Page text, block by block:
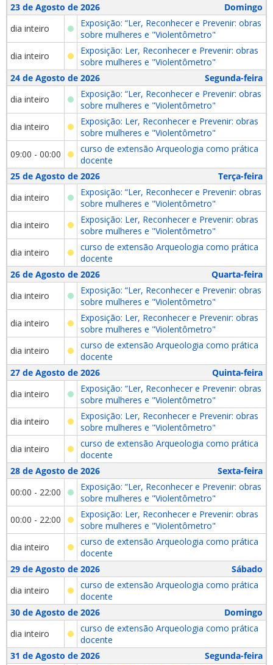
23 de Agosto de 2026
Domingo
dia inteiro
Exposição: “Ler, Reconhecer e Prevenir: obras
sobre mulheres e "Violentômetro"
dia inteiro
Exposição: Ler, Reconhecer e Prevenir: obras
sobre mulheres e "Violentômetro"
24 de Agosto de 2026
Segunda-feira
dia inteiro
Exposição: “Ler, Reconhecer e Prevenir: obras
sobre mulheres e "Violentômetro"
dia inteiro
Exposição: Ler, Reconhecer e Prevenir: obras
sobre mulheres e "Violentômetro"
09:00 - 00:00
curso de extensão Arqueologia como prática
docente
25 de Agosto de 2026
Terça-feira
dia inteiro
Exposição: “Ler, Reconhecer e Prevenir: obras
sobre mulheres e "Violentômetro"
dia inteiro
Exposição: Ler, Reconhecer e Prevenir: obras
sobre mulheres e "Violentômetro"
dia inteiro
curso de extensão Arqueologia como prática
docente
26 de Agosto de 2026
Quarta-feira
dia inteiro
Exposição: “Ler, Reconhecer e Prevenir: obras
sobre mulheres e "Violentômetro"
dia inteiro
Exposição: Ler, Reconhecer e Prevenir: obras
sobre mulheres e "Violentômetro"
dia inteiro
curso de extensão Arqueologia como prática
docente
27 de Agosto de 2026
Quinta-feira
dia inteiro
Exposição: “Ler, Reconhecer e Prevenir: obras
sobre mulheres e "Violentômetro"
dia inteiro
Exposição: Ler, Reconhecer e Prevenir: obras
sobre mulheres e "Violentômetro"
dia inteiro
curso de extensão Arqueologia como prática
docente
28 de Agosto de 2026
Sexta-feira
00:00 - 22:00
Exposição: “Ler, Reconhecer e Prevenir: obras
sobre mulheres e "Violentômetro"
00:00 - 22:00
Exposição: Ler, Reconhecer e Prevenir: obras
sobre mulheres e "Violentômetro"
dia inteiro
curso de extensão Arqueologia como prática
docente
29 de Agosto de 2026
Sábado
dia inteiro
curso de extensão Arqueologia como prática
docente
30 de Agosto de 2026
Domingo
dia inteiro
curso de extensão Arqueologia como prática
docente
31 de Agosto de 2026
Segunda-feira